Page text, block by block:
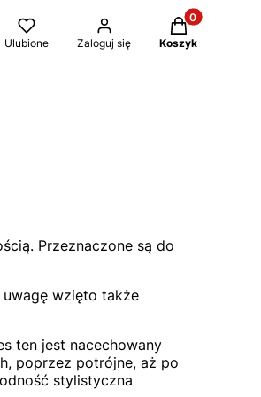
Ulubione Zaloguj się
Produkty w
Koszyk
Przeznaczone są do
wzięto także
ten jest nacechowany
poprzez potrójne, aż po
stylistyczna